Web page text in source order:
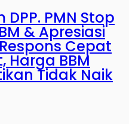
DPP. PMN Stop
& Apresiasi
Cepat
Harga BBM
Tidak Naik